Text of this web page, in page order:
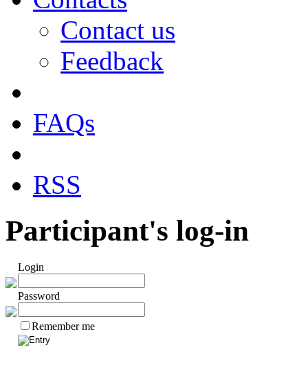
Contact us
Feedback
FAQs
RSS
Participant's log-in
Login
Password
Remember me